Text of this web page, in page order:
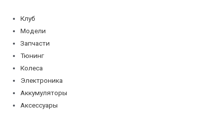
содержимому
Клуб
Модели
Запчасти
Тюнинг
Колеса
Электроника
Аккумуляторы
Аксессуары